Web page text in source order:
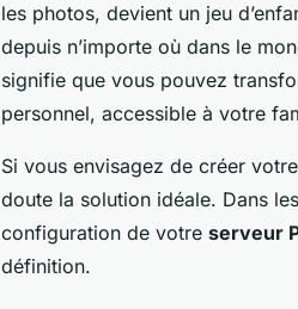
les photos, devient un jeu
depuis n’importe où dans le
signifie que vous pouvez
personnel, accessible à votre
Si vous envisagez de créer
doute la solution idéale. Dans
configuration de votre serveur
définition.